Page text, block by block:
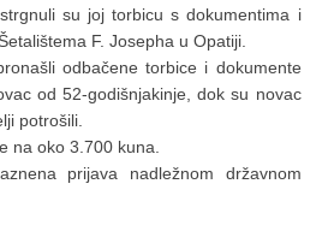
su joj torbicu s dokumentima i
F. Josepha u Opatiji.
odbačene torbice i dokumente
od 52-godišnjakinje, dok su novac
potrošili.
na oko 3.700 kuna.
prijava nadležnom državnom